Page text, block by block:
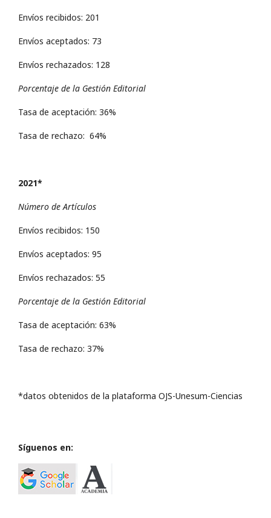
Envíos recibidos: 201
Envíos aceptados: 73
Envíos rechazados: 128
Porcentaje de la Gestión Editorial
Tasa de aceptación: 36%
Tasa de rechazo: 64%
2021*
Número de Artículos
Envíos recibidos: 150
Envíos aceptados: 95
Envíos rechazados: 55
Porcentaje de la Gestión Editorial
Tasa de aceptación: 63%
Tasa de rechazo: 37%
*datos obtenidos de la plataforma OJS-Unesum-Ciencias
Síguenos en: